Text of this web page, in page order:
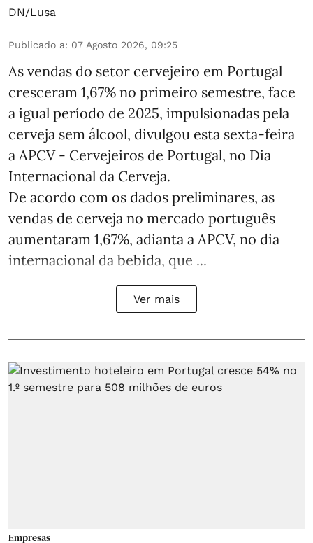
DN/Lusa
Publicado a: 07 Agosto 2026, 09:25
As vendas do setor cervejeiro em Portugal
cresceram 1,67% no primeiro semestre, face
a igual período de 2025, impulsionadas pela
cerveja sem álcool, divulgou esta sexta-feira
a APCV - Cervejeiros de Portugal, no Dia
Internacional da Cerveja.
De acordo com os dados preliminares, as
vendas de cerveja no mercado português
aumentaram 1,67%, adianta a APCV, no dia
internacional da bebida, que ...
Ver mais
Empresas